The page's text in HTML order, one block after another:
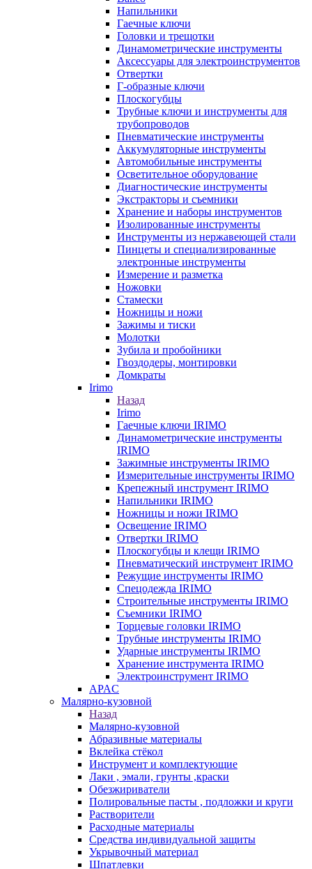
Напильники
Гаечные ключи
Головки и трещотки
Динамометрические инструменты
Аксессуары для электроинструментов
Отвертки
Г-образные ключи
Плоскогубцы
Трубные ключи и инструменты для
трубопроводов
Пневматические инструменты
Аккумуляторные инструменты
Автомобильные инструменты
Осветительное оборудование
Диагностические инструменты
Экстракторы и съемники
Хранение и наборы инструментов
Изолированные инструменты
Инструменты из нержавеющей стали
Пинцеты и специализированные
электронные инструменты
Измерение и разметка
Ножовки
Стамески
Ножницы и ножи
Зажимы и тиски
Молотки
Зубила и пробойники
Гвоздодеры, монтировки
Домкраты
Irimo
Назад
Irimo
Гаечные ключи IRIMO
Динамометрические инструменты
IRIMO
Зажимные инструменты IRIMO
Измерительные инструменты IRIMO
Крепежный инструмент IRIMO
Напильники IRIMO
Ножницы и ножи IRIMO
Освещение IRIMO
Отвертки IRIMO
Плоскогубцы и клещи IRIMO
Пневматический инструмент IRIMO
Режущие инструменты IRIMO
Спецодежда IRIMO
Строительные инструменты IRIMO
Съемники IRIMO
Торцевые головки IRIMO
Трубные инструменты IRIMO
Ударные инструменты IRIMO
Хранение инструмента IRIMO
Электроинструмент IRIMO
APAC
Малярно-кузовной
Назад
Малярно-кузовной
Абразивные материалы
Вклейка стёкол
Инструмент и комплектующие
Лаки , эмали, грунты ,краски
Обезжириватели
Полировальные пасты , подложки и круги
Растворители
Расходные материалы
Средства индивидуальной защиты
Укрывочный материал
Шпатлевки